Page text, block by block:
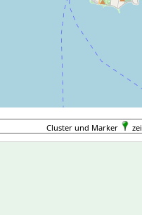
Cluster und Marker